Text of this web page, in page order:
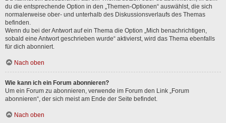
du die entsprechende Option in den „Themen-Optionen“ auswählst, die sich
normalerweise ober- und unterhalb des Diskussionsverlaufs des Themas
befinden.
Wenn du bei der Antwort auf ein Thema die Option „Mich benachrichtigen,
sobald eine Antwort geschrieben wurde“ aktivierst, wird das Thema ebenfalls
für dich abonniert.
Nach oben
Wie kann ich ein Forum abonnieren?
Um ein Forum zu abonnieren, verwende im Forum den Link „Forum
abonnieren“, der sich meist am Ende der Seite befindet.
Nach oben